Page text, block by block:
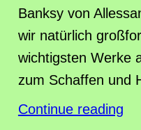
Banksy von
wir natürlich
wichtigsten Werke
zum Schaffen und
Continue reading